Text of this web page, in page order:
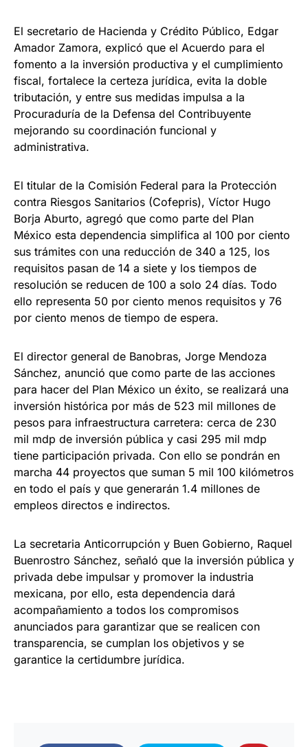
El secretario de Hacienda y Crédito Público, Edgar
Amador Zamora, explicó que el Acuerdo para el
fomento a la inversión productiva y el cumplimiento
fiscal, fortalece la certeza jurídica, evita la doble
tributación, y entre sus medidas impulsa a la
Procuraduría de la Defensa del Contribuyente
mejorando su coordinación funcional y
administrativa.
El titular de la Comisión Federal para la Protección
contra Riesgos Sanitarios (Cofepris), Víctor Hugo
Borja Aburto, agregó que como parte del Plan
México esta dependencia simplifica al 100 por ciento
sus trámites con una reducción de 340 a 125, los
requisitos pasan de 14 a siete y los tiempos de
resolución se reducen de 100 a solo 24 días. Todo
ello representa 50 por ciento menos requisitos y 76
por ciento menos de tiempo de espera.
El director general de Banobras, Jorge Mendoza
Sánchez, anunció que como parte de las acciones
para hacer del Plan México un éxito, se realizará una
inversión histórica por más de 523 mil millones de
pesos para infraestructura carretera: cerca de 230
mil mdp de inversión pública y casi 295 mil mdp
tiene participación privada. Con ello se pondrán en
marcha 44 proyectos que suman 5 mil 100 kilómetros
en todo el país y que generarán 1.4 millones de
empleos directos e indirectos.
La secretaria Anticorrupción y Buen Gobierno, Raquel
Buenrostro Sánchez, señaló que la inversión pública y
privada debe impulsar y promover la industria
mexicana, por ello, esta dependencia dará
acompañamiento a todos los compromisos
anunciados para garantizar que se realicen con
transparencia, se cumplan los objetivos y se
garantice la certidumbre jurídica.